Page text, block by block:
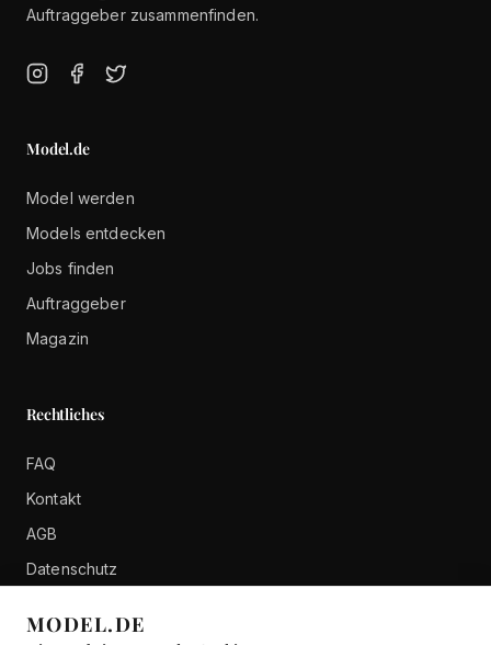
Auftraggeber zusammenfinden.
Model.de
Model werden
Models entdecken
Jobs finden
Auftraggeber
Magazin
Rechtliches
FAQ
Kontakt
AGB
Datenschutz
MODEL.DE